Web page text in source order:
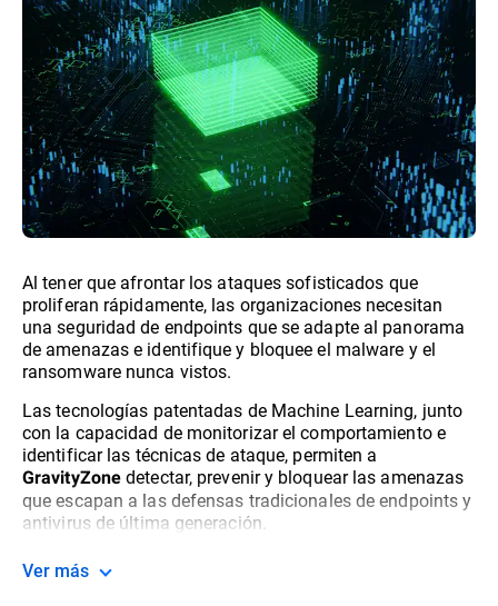
Al tener que afrontar los ataques sofisticados que
proliferan rápidamente, las organizaciones necesitan
una seguridad de endpoints que se adapte al panorama
de amenazas e identifique y bloquee el malware y el
ransomware nunca vistos.
Las tecnologías patentadas de Machine Learning, junto
con la capacidad de monitorizar el comportamiento e
identificar las técnicas de ataque, permiten a
GravityZone detectar, prevenir y bloquear las amenazas
que escapan a las defensas tradicionales de endpoints y
antivirus de última generación.
Ver más